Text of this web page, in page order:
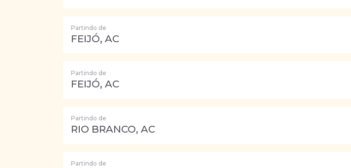
Partindo de
FEIJÓ, AC
Partindo de
FEIJÓ, AC
Partindo de
RIO BRANCO, AC
Partindo de